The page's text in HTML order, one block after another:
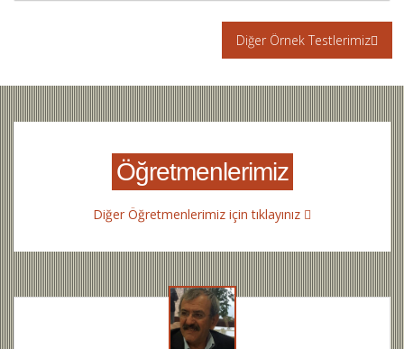
Diğer Örnek Testlerimiz
Öğretmenlerimiz
Diğer Öğretmenlerimiz için tıklayınız